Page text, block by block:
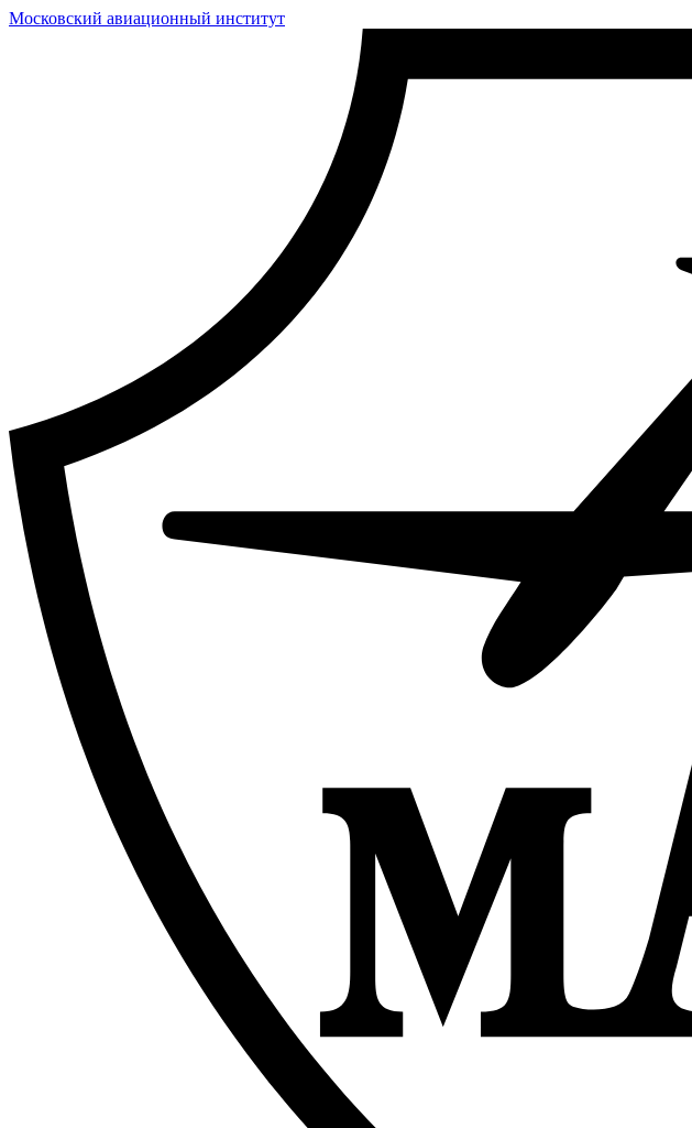
Московский авиационный институт